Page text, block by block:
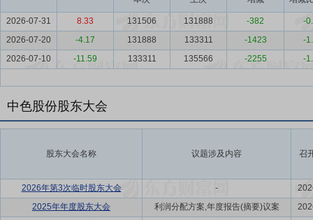
2026-07-31 8.33 131506 131888 -382
-
2026-07-20
-4.17 131888 133311 -1423
-
2026-07-10
-11.59 133311 135566 -2255 -
中色股份股东大会
股东大会名称 议题涉及内容 召
2026年第3次临时股东大会 -
2025年年度股东大会
利润分配方案,年度报告(摘要)议案